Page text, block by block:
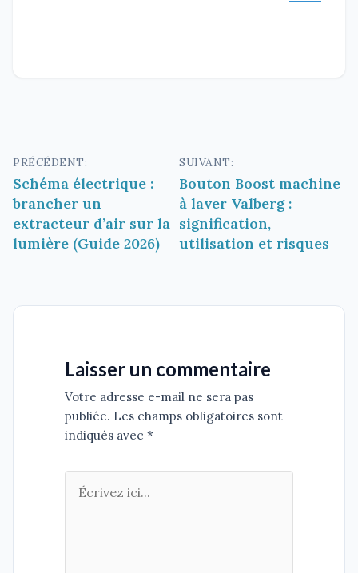
Navigation
de
l’article
PRÉCÉDENT:
Schéma électrique :
brancher un
extracteur d’air sur la
lumière (Guide 2026)
SUIVANT:
Bouton Boost machine
à laver Valberg :
signification,
utilisation et risques
Laisser un commentaire
Votre adresse e-mail ne sera pas
publiée. Les champs obligatoires sont
indiqués avec *